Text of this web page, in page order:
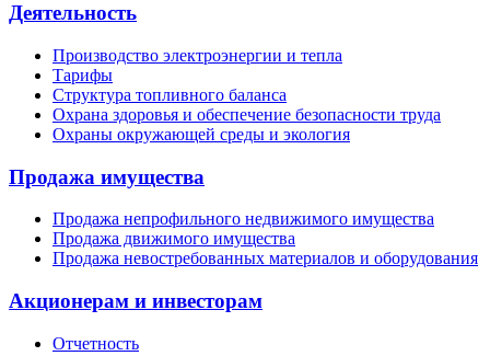
Деятельность
Производство электроэнергии и тепла
Тарифы
Структура топливного баланса
Охрана здоровья и обеспечение безопасности труда
Охраны окружающей среды и экология
Продажа имущества
Продажа непрофильного недвижимого имущества
Продажа движимого имущества
Продажа невостребованных материалов и оборудования
Акционерам и инвесторам
Отчетность